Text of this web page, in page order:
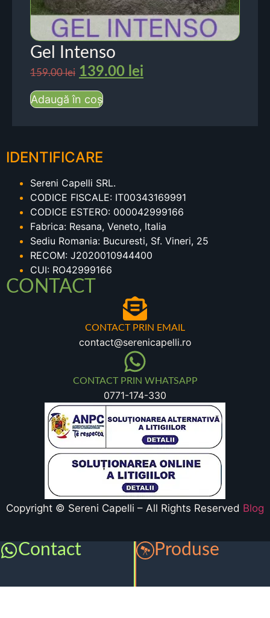
Gel Intenso
159.00lei 139.00 lei
Adaugă în coș
IDENTIFICARE
Sereni Capelli SRL.
CODICE FISCALE: IT00343169991
CODICE ESTERO: 000042999166
Fabrica: Resana, Veneto, Italia
Sediu Romania: Bucuresti, Sf. Vineri, 25
RECOM: J2020010944400
CUI: RO42999166
CONTACT
CONTACT PRIN EMAIL
contact@serenicapelli.ro
CONTACT PRIN WHATSAPP
0771-174-330
Copyright © Sereni Capelli – All Rights Reserved Blog
Contact Produse